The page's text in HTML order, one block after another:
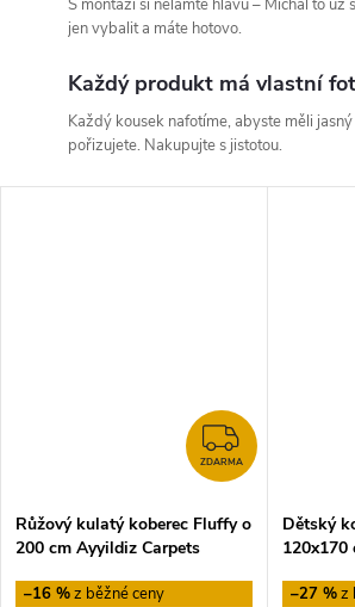
S montáží si nelamte hlavu – Michal to už
jen vybalit a máte hotovo.
Každý produkt má vlastní
Každý kousek nafotíme, abyste měli
pořizujete. Nakupujte s jistotou.
ZDARMA
ZDARMA
Růžový kulatý koberec Fluffy o
200 cm Ayyildiz Carpets
–16 %
Dětský
120x170
–27 %